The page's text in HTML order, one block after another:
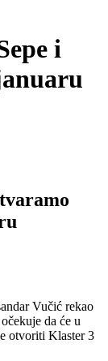
i
Vučić rekao
da će u
otvoriti Klaster 3